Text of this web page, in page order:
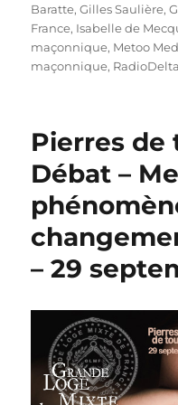
Baratte,Gilles Saulière,
France, Isabelle de
maçonnique, Metoo
maçonnique, RadioDelta
Pierres de
Débat –
– 29